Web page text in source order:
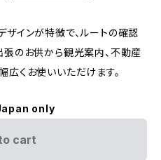
ザインが特徴で、ルートの確認
張のお供から観光案内、不動産
くお使いいただけます。
only
cart